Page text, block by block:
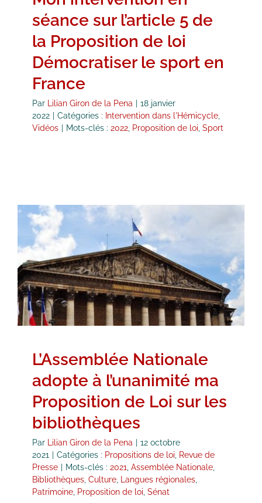
séance sur l’article 5 de
la Proposition de loi
Démocratiser le sport en
France
Par Lilian Giron de la Pena
18 janvier
2022
Catégories : Intervention dans l'Hémicycle
Vidéos
Mots-clés : 2022 Proposition de loi Sport
L’Assemblée Nationale adopte à
l’unanimité ma Proposition de Loi
sur les bibliothèques
Propositions de loi Revue de Presse
L’Assemblée Nationale
adopte à l’unanimité ma
Proposition de Loi sur les
bibliothèques
Par Lilian Giron de la Pena
12 octobre
2021
Catégories : Propositions de loi
Revue de
Presse
Mots-clés : 2021 Assemblée Nationale
Bibliothèques Culture Langues régionales
Patrimoine Proposition de loi Sénat